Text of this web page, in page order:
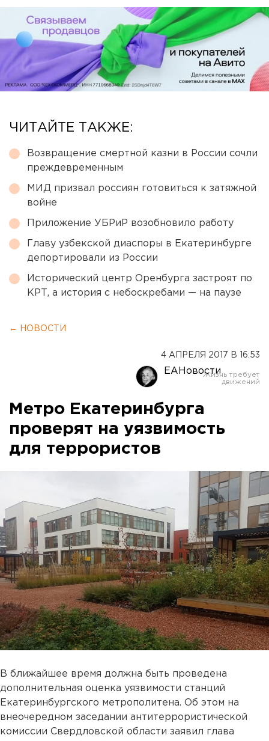
ЧИТАЙТЕ ТАКЖЕ:
Возвращение смертной казни в России сочли
преждевременным
МИД призвал россиян готовиться к затяжной
войне
Приложение УБРиР возобновило работу
Главу узбекской диаспоры в Екатеринбурге
депортировали из России
Исторический центр Оренбурга застроят по
КРТ, а история с небоскребами — на паузе
← НОВОСТИ
4 АПРЕЛЯ 2017 В 16:53
ЕАНовости
Метро Екатеринбурга
проверят на уязвимость
для террористов
В ближайшее время должна быть проведена
дополнительная оценка уязвимости станций
Екатеринбургского метрополитена. Об этом на
внеочередном заседании антитеррористической
комиссии Свердловской области заявил глава